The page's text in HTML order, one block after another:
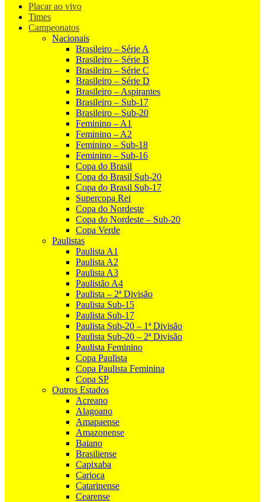
Placar ao vivo
Times
Campeonatos
Nacionais
Brasileiro – Série A
Brasileiro – Série B
Brasileiro – Série C
Brasileiro – Série D
Brasileiro – Aspirantes
Brasileiro – Sub-17
Brasileiro – Sub-20
Feminino – A1
Feminino – A2
Feminino – Sub-18
Feminino – Sub-16
Copa do Brasil
Copa do Brasil Sub-20
Copa do Brasil Sub-17
Supercopa Rei
Copa do Nordeste
Copa do Nordeste – Sub-20
Copa Verde
Paulistas
Paulista A1
Paulista A2
Paulista A3
Paulistão A4
Paulista – 2ª Divisão
Paulista Sub-15
Paulista Sub-17
Paulista Sub-20 – 1ª Divisão
Paulista Sub-20 – 2ª Divisão
Paulista Feminino
Copa Paulista
Copa Paulista Feminina
Copa SP
Outros Estados
Acreano
Alagoano
Amapaense
Amazonense
Baiano
Brasiliense
Capixaba
Carioca
Catarinense
Cearense